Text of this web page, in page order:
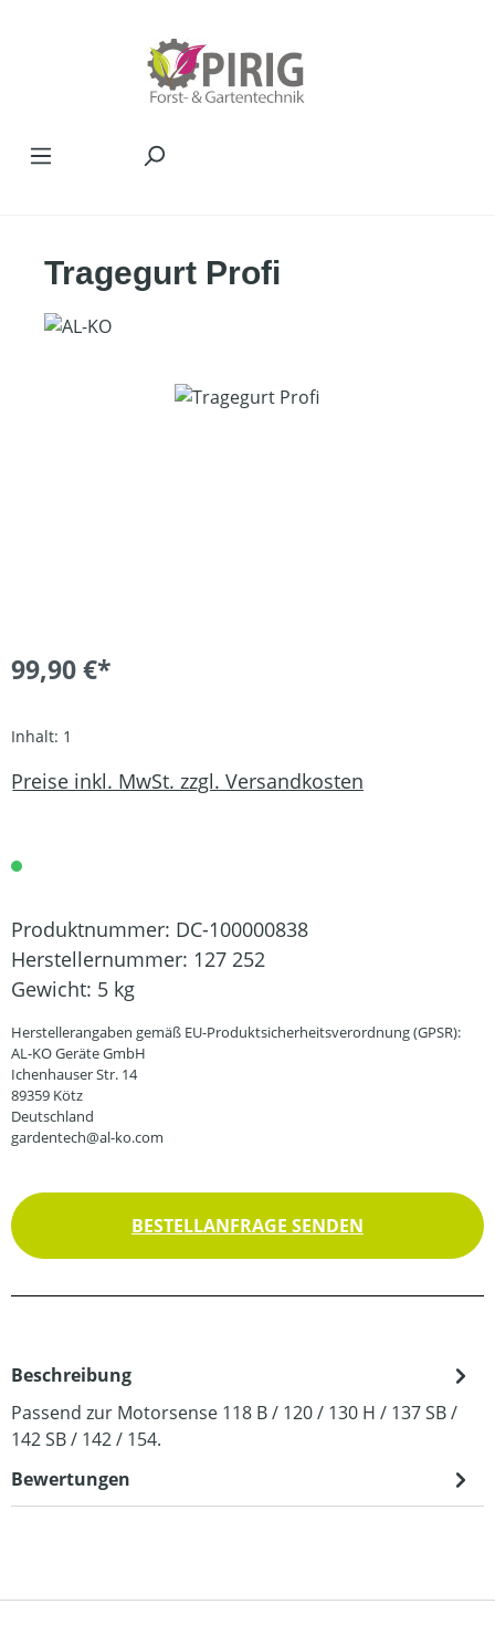
Tragegurt Profi
Bildergalerie überspringen
99,90 €*
Inhalt: 1
Preise inkl. MwSt. zzgl. Versandkosten
Produktnummer: DC-100000838
Herstellernummer: 127 252
Gewicht: 5 kg
Herstellerangaben gemäß EU-Produktsicherheitsverordnung (GPSR):
AL-KO Geräte GmbH
Ichenhauser Str. 14
89359 Kötz
Deutschland
gardentech@al-ko.com
BESTELLANFRAGE SENDEN
Beschreibung
Passend zur Motorsense 118 B / 120 / 130 H / 137 SB /
142 SB / 142 / 154.
Bewertungen